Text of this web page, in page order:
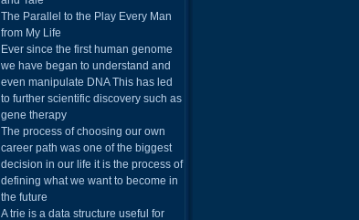
The Parallel to the Play Every Man
from My Life
Ever since the first human genome
we have began to understand and
even manipulate DNA This has led
to further scientific discovery such as
gene therapy
The process of choosing our own
career path was one of the biggest
decision in our life it is the process of
defining what we want to become in
the future
A trie is a data structure useful for